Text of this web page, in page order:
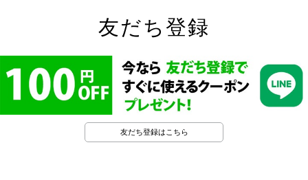
友だち登録
友だち登録はこちら